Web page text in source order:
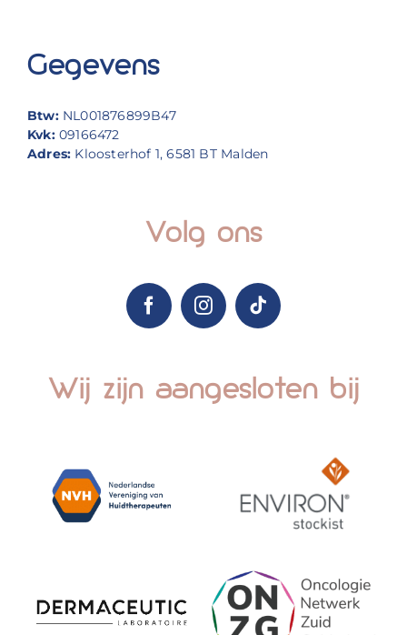
Gegevens
Btw: NL001876899B47
Kvk:09166472
Adres: Kloosterhof 1, 6581 BT Malden
Volg ons
Wij zijn aangesloten bij